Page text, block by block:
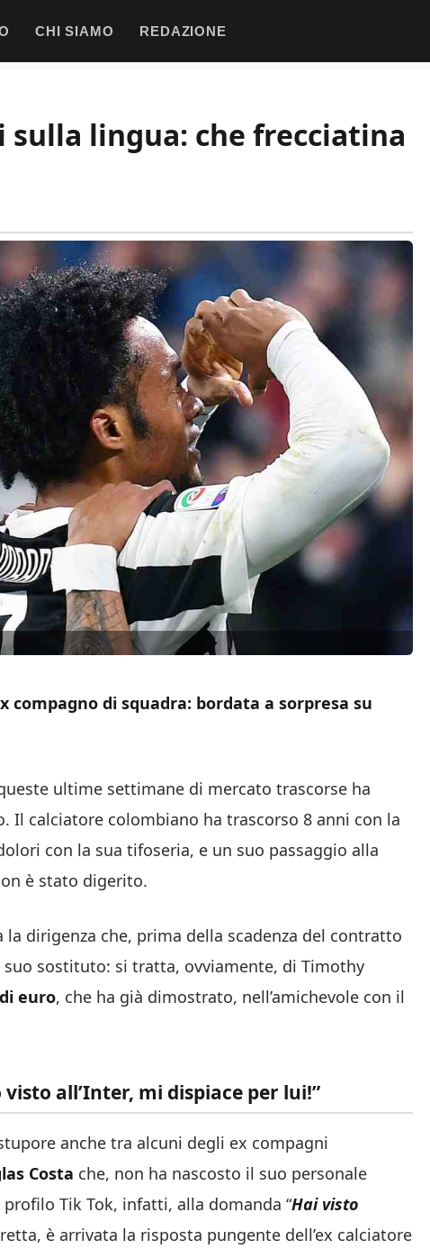
CHI SIAMO REDAZIONE
sulla lingua: che frecciatina
compagno di squadra: bordata a sorpresa su
ultime settimane di mercato trascorse ha
Il calciatore colombiano ha trascorso 8 anni con la
con la sua tifoseria, e un suo passaggio alla
è stato digerito.
dirigenza che, prima della scadenza del contratto
sostituto: si tratta, ovviamente, di Timothy
euro, che ha già dimostrato, nell’amichevole con il
visto all’Inter, mi dispiace per lui!”
anche tra alcuni degli ex compagni
Costa che, non ha nascosto il suo personale
Tik Tok, infatti, alla domanda “Hai visto
è arrivata la risposta pungente dell’ex calciatore